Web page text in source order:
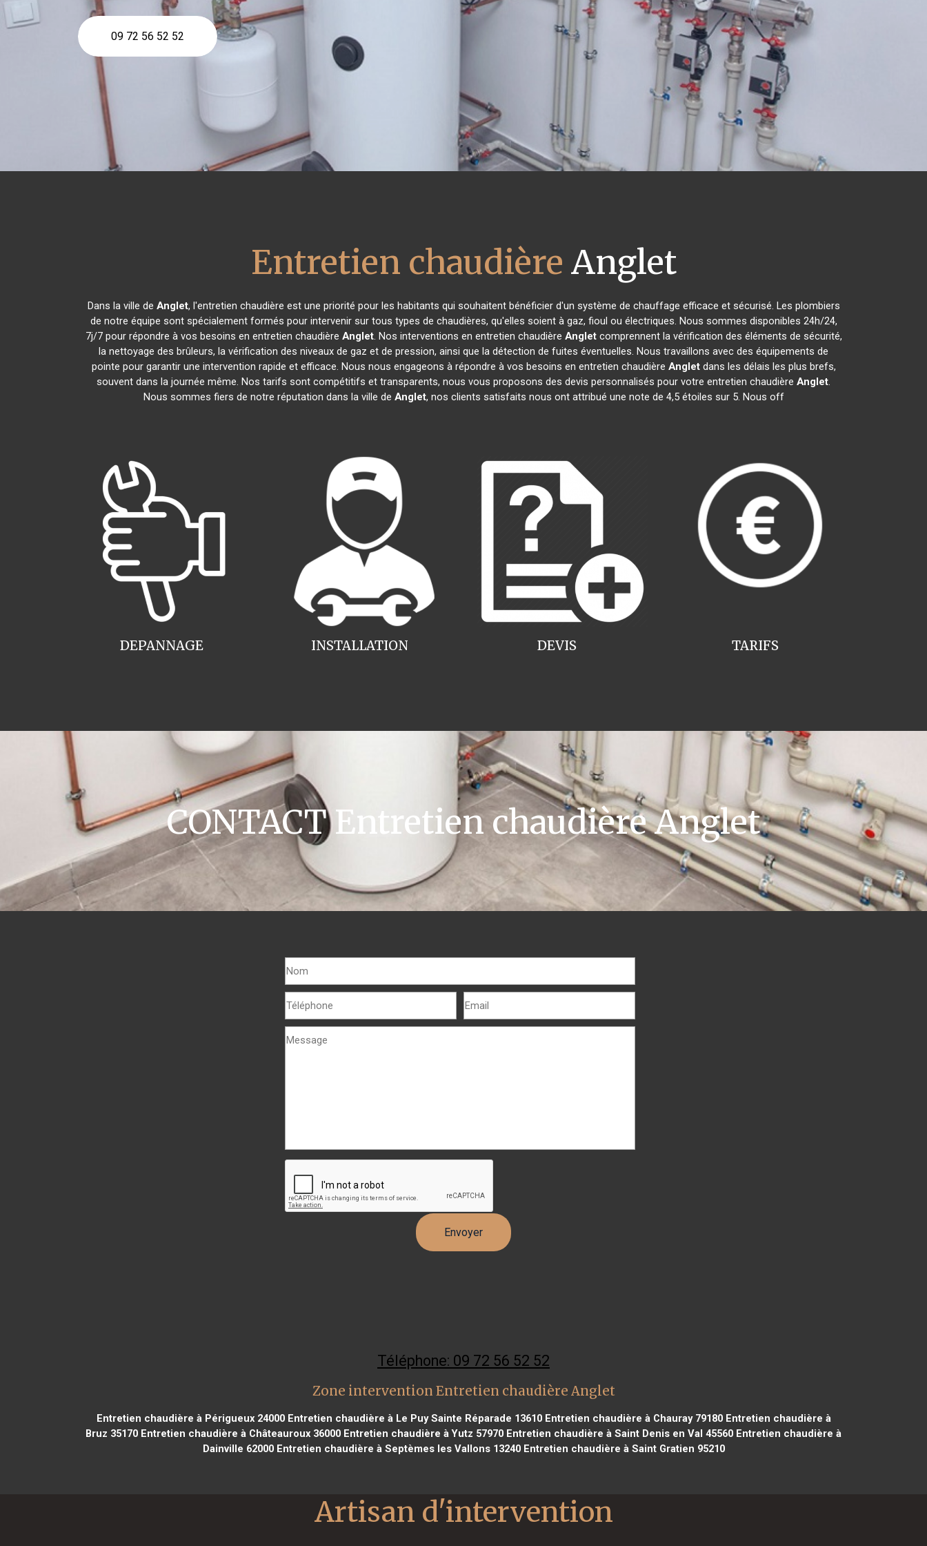
09 72 56 52 52
Entretien chaudière Anglet
Dans la ville de Anglet, l'entretien chaudière est une priorité pour les habitants qui souhaitent bénéficier d'un système de chauffage efficace et sécurisé. Les plombiers
de notre équipe sont spécialement formés pour intervenir sur tous types de chaudières, qu'elles soient à gaz, fioul ou électriques. Nous sommes disponibles 24h/24,
7j/7 pour répondre à vos besoins en entretien chaudière Anglet. Nos interventions en entretien chaudière Angletcomprennent la vérification des éléments de sécurité,
la nettoyage des brûleurs, la vérification des niveaux de gaz et de pression, ainsi que la détection de fuites éventuelles. Nous travaillons avec des équipements de
pointe pour garantir une intervention rapide et efficace. Nous nous engageons à répondre à vos besoins en entretien chaudière Angletdans les délais les plus brefs,
souvent dans la journée même. Nos tarifs sont compétitifs et transparents, nous vous proposons des devis personnalisés pour votre entretien chaudière Anglet.
Nous sommes fiers de notre réputation dans la ville de Anglet, nos clients satisfaits nous ont attribué une note de 4,5 étoiles sur 5. Nous off
INSTALLATION
DEPANNAGE TARIFS
DEVIS
CONTACT Entretien chaudière Anglet
Téléphone: 09 72 56 52 52
Zone intervention Entretien chaudière Anglet
Entretien chaudière à Périgueux 24000Entretien chaudière à Le Puy Sainte Réparade 13610Entretien chaudière à Chauray 79180Entretien chaudière à
Bruz 35170 Entretien chaudière à Châteauroux 36000 Entretien chaudière à Yutz 57970 Entretien chaudière à Saint Denis en Val 45560 Entretien chaudière à
Dainville 62000Entretien chaudière à Septèmes les Vallons 13240Entretien chaudière à Saint Gratien 95210
Artisan d'intervention